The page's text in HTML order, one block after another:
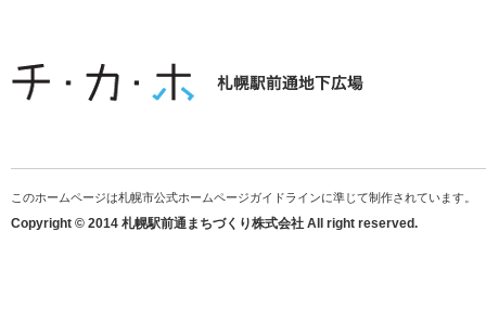
このホームページは札幌市公式ホームページガイドラインに準じて制作されています。
Copyright © 2014 札幌駅前通まちづくり株式会社 All right reserved.